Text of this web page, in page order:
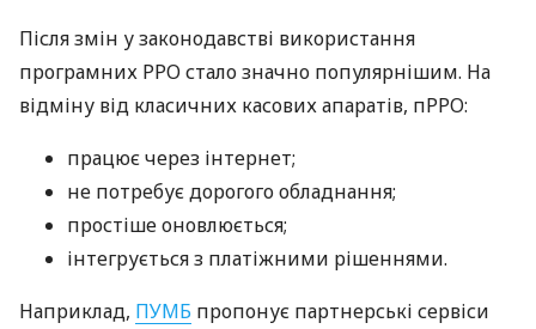
Після змін у законодавстві використання
програмних РРО стало значно популярнішим. На
відміну від класичних касових апаратів, пРРО:
працює через інтернет;
не потребує дорогого обладнання;
простіше оновлюється;
інтегрується з платіжними рішеннями.
Наприклад, ПУМБ пропонує партнерські сервіси